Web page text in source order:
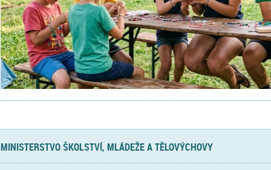
MINISTERSTVO ŠKOLSTVÍ, MLÁDEŽE A TĚLOVÝCHOVY